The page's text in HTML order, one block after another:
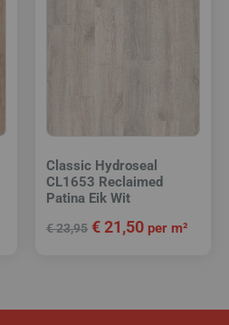
Classic Hydroseal
CL1653 Reclaimed
Patina Eik Wit
€23,95 €21,50 per m²